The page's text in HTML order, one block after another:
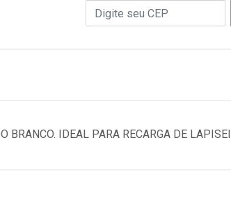
IDEAL PARA RECARGA DE